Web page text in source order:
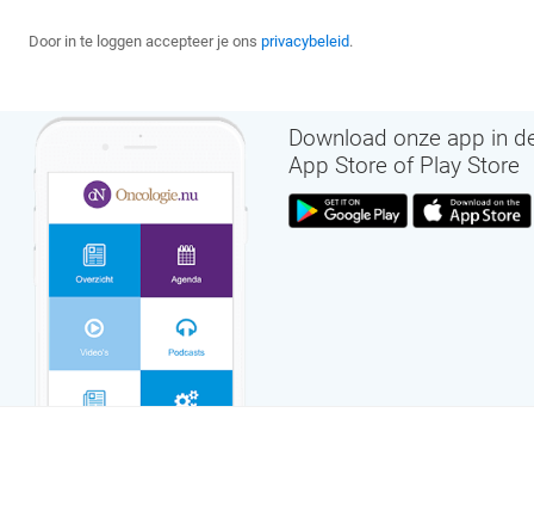
Door in te loggen accepteer je ons privacybeleid.
Download onze app in
App Store of Play Store